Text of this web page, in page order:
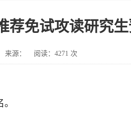
荐免试攻读研究
来源： 阅读： 4271 次